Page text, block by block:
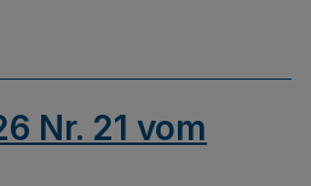
Nr. 21 vom